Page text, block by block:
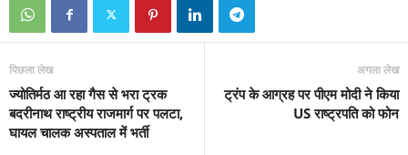
पिछला लेख
ज्योतिर्मठ आ रहा गैस से भरा ट्रक
बदरीनाथ राष्ट्रीय राजमार्ग पर पलटा,
घायल चालक अस्पताल में भर्ती
अगला लेख
ट्रंप के आग्रह पर पीएम मोदी ने किया
US राष्ट्रपति को फोन